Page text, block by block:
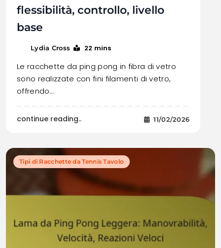
flessibilità, controllo, livello
base
Lydia Cross 22 mins
Le racchette da ping pong in fibra di vetro
sono realizzate con fini filamenti di vetro,
offrendo…
continue reading.. 11/02/2026
Tipi di Racchette da Tennis Tavolo